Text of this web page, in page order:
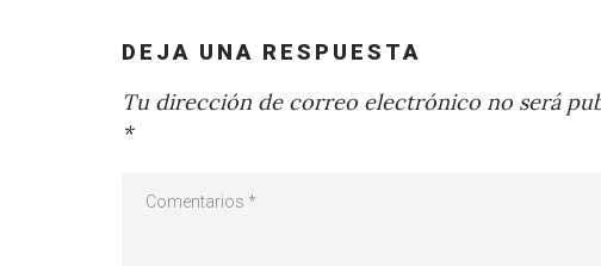
DEJA UNA RESPUESTA
Tu dirección de correo electrónico no será
*